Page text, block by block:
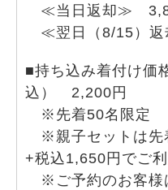
≪当日返却≫
≪翌日（8/15）
■持ち込み着付け価
込） 2,200円
※先着50名限定
※親子セットは先
+税込1,650円でご利
※ご予約のお客様